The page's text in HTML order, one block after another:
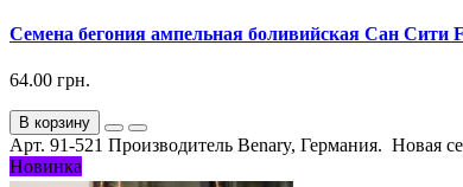
Семена бегония ампельная боливийская Сан Сити
64.00 грн.
В корзину
Арт. 91-521 Производитель Benary, Германия. Новая
Новинка